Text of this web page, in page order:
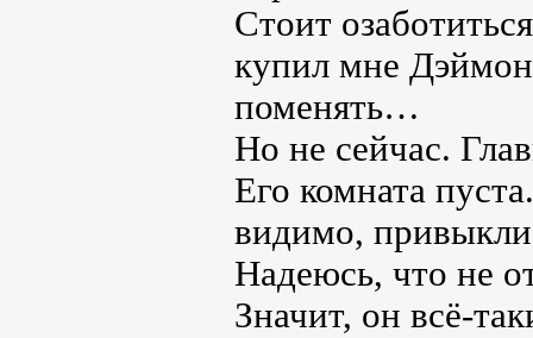
Стоит
купил мне
поменять…
Но не сейчас.
Его комната
видимо,
Надеюсь, что не
Значит, он всё-